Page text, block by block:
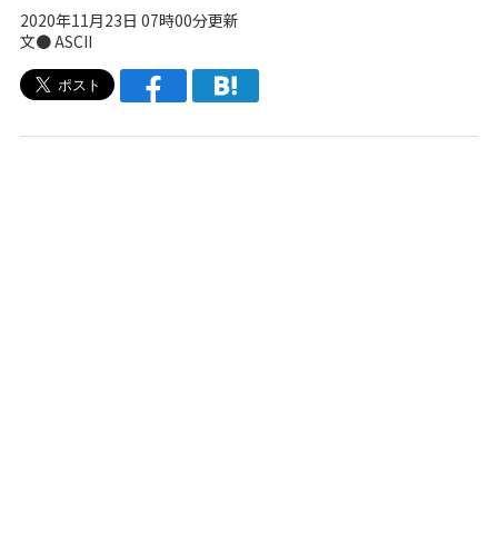
2020年11月23日 07時00分更新
文● ASCII